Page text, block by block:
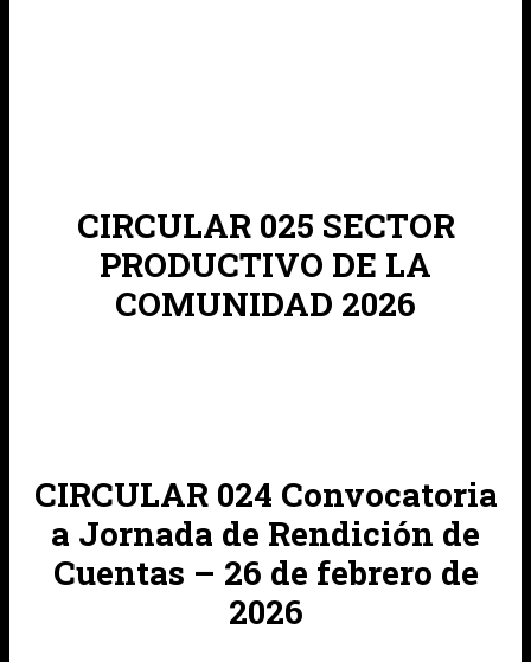
CIRCULAR 025 SECTOR
PRODUCTIVO DE LA
COMUNIDAD 2026
CIRCULAR 024 Convocatoria
a Jornada de Rendición de
Cuentas – 26 de febrero de
2026